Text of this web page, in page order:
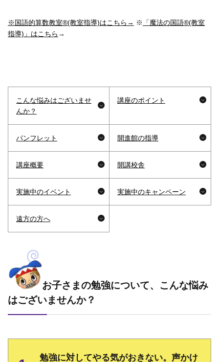
※国語的算数教室®(教室指導)はこちら→ ※
「魔法の国語®(教室
指導)」はこちら →
こんな悩みはございませ
んか？
講座のポイント
パンフレット 開進館の指導
講座概要 開講校舎
実施中のイベント 実施中のキャンペーン
遠方の方へ
お子さまの勉強について、こんな悩み
はございませんか？
勉強に対してやる気がおきない。声かけ